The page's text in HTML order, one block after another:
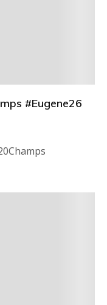
#Eugene26